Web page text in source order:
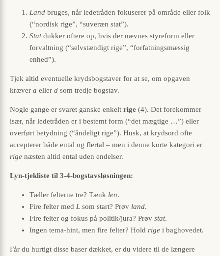
Land bruges, når ledetråden fokuserer på område eller folk
(“nordisk rige”, “suveræn stat”).
Statdukker oftere op, hvis der nævnes styreform eller
forvaltning (“selvstændigt rige”, “forfatningsmæssig
enhed”).
Tjek altid eventuelle krydsbogstaver for at se, om opgaven
kræver a eller d som tredje bogstav.
Nogle gange er svaret ganske enkelt rige (4). Det forekommer
især, når ledetråden er i bestemt form (“det mægtige …”) eller
overført betydning (“åndeligt rige”). Husk, at krydsord ofte
accepterer både ental og flertal – men i denne korte kategori er
rige næsten altid ental uden endelser.
Lyn-tjekliste til 3-4-bogstavsløsningen:
Tæller felterne tre? Tænk len.
Fire felter med L som start? Prøv land.
Fire felter og fokus på politik/jura? Prøv stat.
Ingen tema-hint, men fire felter? Hold rige i baghovedet.
Får du hurtigt disse baser dækket, er du videre til de længere